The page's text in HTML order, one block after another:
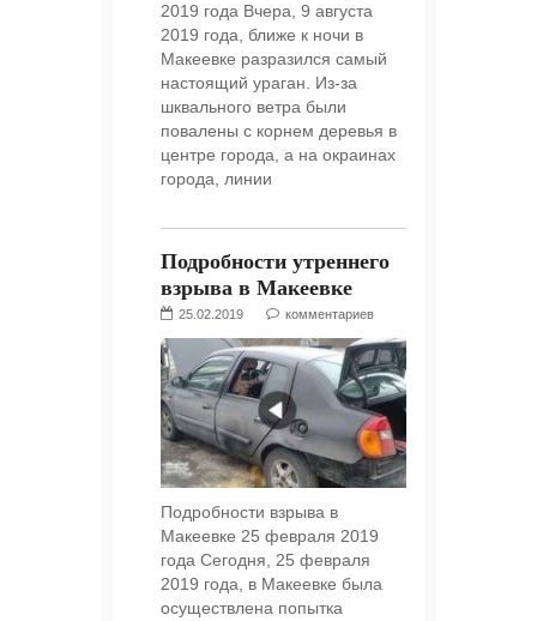
2019 года Вчера, 9 августа
2019 года, ближе к ночи в
Макеевке разразился самый
настоящий ураган. Из-за
шквального ветра были
повалены с корнем деревья в
центре города, а на окраинах
города, линии
Подробности утреннего
взрыва в Макеевке
25.02.2019 комментариев
Подробности взрыва в
Макеевке 25 февраля 2019
года Сегодня, 25 февраля
2019 года, в Макеевке была
осуществлена попытка